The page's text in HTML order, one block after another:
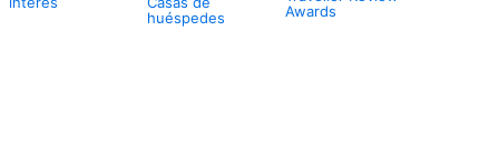
huéspedes
Awards